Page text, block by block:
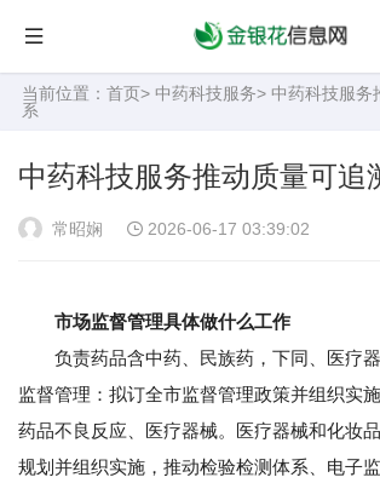
当前位置： 首页> 中药科技服务> 中药科技服务
系
中药科技服务推动质量可追
常昭娴 2026-06-17 03:39:02
市场监督管理具体做什么工作
负责药品含中药、民族药，下同、医疗器
监督管理：拟订全市监督管理政策并组织实
药品不良反应、医疗器械。医疗器械和化妆
规划并组织实施，推动检验检测体系、电子